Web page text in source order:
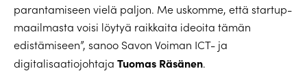
parantamiseen vielä paljon. Me uskomme, että startup-
maailmasta voisi löytyä raikkaita ideoita tämän
edistämiseen”, sanoo Savon Voiman ICT- ja
digitalisaatiojohtaja Tuomas Räsänen.